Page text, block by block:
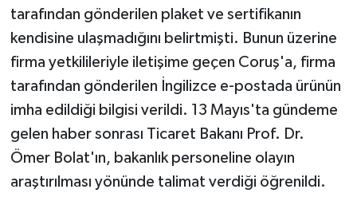
tarafından gönderilen plaket ve sertifikanın
kendisine ulaşmadığını belirtmişti. Bunun üzerine
firma yetkilileriyle iletişime geçen Coruş'a, firma
tarafından gönderilen İngilizce e-postada ürünün
imha edildiği bilgisi verildi. 13 Mayıs'ta gündeme
gelen haber sonrası Ticaret Bakanı Prof. Dr.
Ömer Bolat'ın, bakanlık personeline olayın
araştırılması yönünde talimat verdiği öğrenildi.